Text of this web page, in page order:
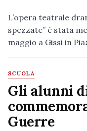
L’opera teatrale
spezzate” è stata
maggio a Gissi in
SCUOLA
Gli alunni
Guerre